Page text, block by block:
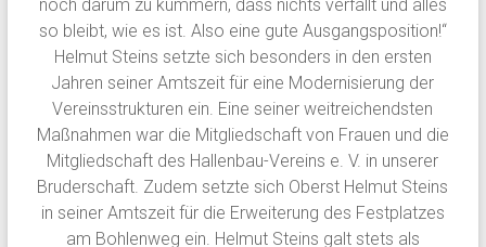
noch darum zu kümmern, dass nichts verfällt und alles
so bleibt, wie es ist. Also eine gute Ausgangsposition!“
Helmut Steins setzte sich besonders in den ersten
Jahren seiner Amtszeit für eine Modernisierung der
Vereinsstrukturen ein. Eine seiner weitreichendsten
Maßnahmen war die Mitgliedschaft von Frauen und die
Mitgliedschaft des Hallenbau-Vereins e. V. in unserer
Bruderschaft. Zudem setzte sich Oberst Helmut Steins
in seiner Amtszeit für die Erweiterung des Festplatzes
am Bohlenweg ein. Helmut Steins galt stets als